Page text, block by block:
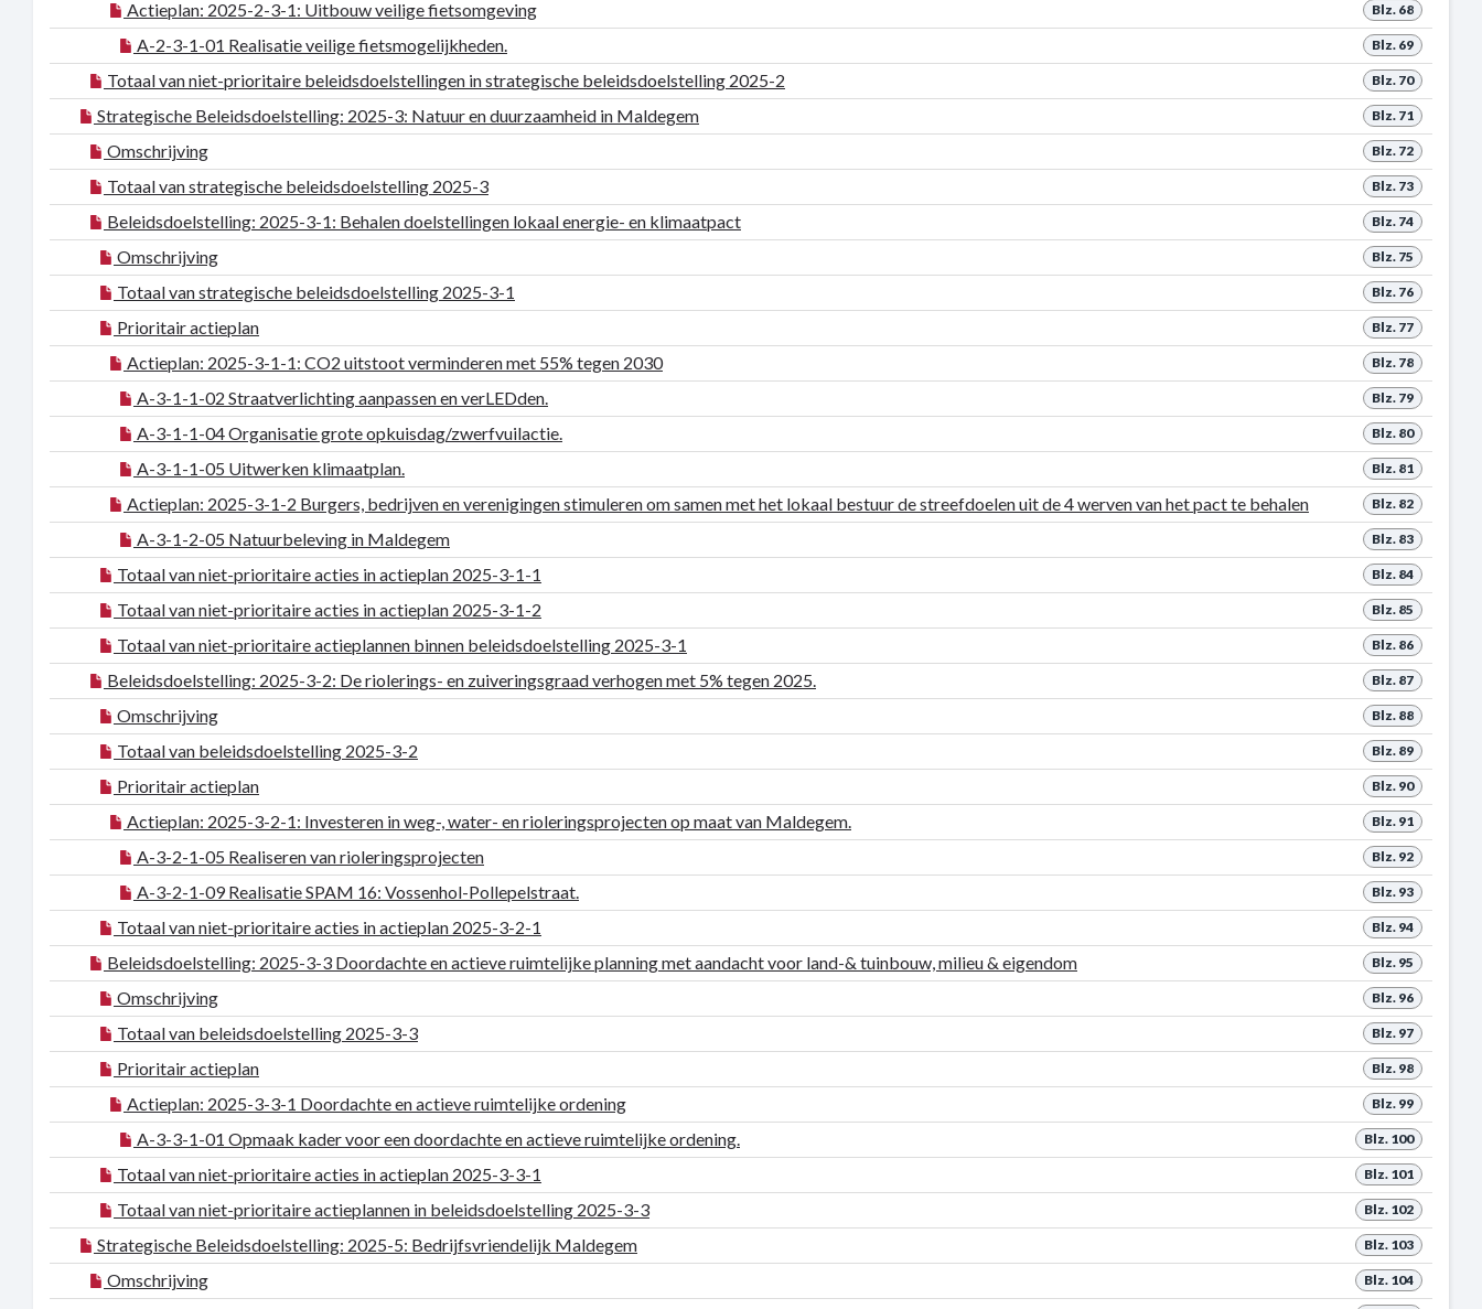
Blz. 68
Actieplan: 2025-2-3-1: Uitbouw veilige fietsomgeving
Blz. 69
A-2-3-1-01 Realisatie veilige fietsmogelijkheden.
Blz. 70
Totaal van niet-prioritaire beleidsdoelstellingen in strategische beleidsdoelstelling 2025-2
Blz. 71
Strategische Beleidsdoelstelling: 2025-3: Natuur en duurzaamheid in Maldegem
Blz. 72
Omschrijving
Blz. 73
Totaal van strategische beleidsdoelstelling 2025-3
Blz. 74
Beleidsdoelstelling: 2025-3-1: Behalen doelstellingen lokaal energie- en klimaatpact
Blz. 75
Omschrijving
Blz. 76
Totaal van strategische beleidsdoelstelling 2025-3-1
Blz. 77
Prioritair actieplan
Blz. 78
Actieplan: 2025-3-1-1: CO2 uitstoot verminderen met 55% tegen 2030
Blz. 79
A-3-1-1-02 Straatverlichting aanpassen en verLEDden.
Blz. 80
A-3-1-1-04 Organisatie grote opkuisdag/zwerfvuilactie.
Blz. 81
A-3-1-1-05 Uitwerken klimaatplan.
Blz. 82
Actieplan: 2025-3-1-2 Burgers, bedrijven en verenigingen stimuleren om samen met het lokaal bestuur de streefdoelen uit de 4 werven van het pact te behalen
Blz. 83
A-3-1-2-05 Natuurbeleving in Maldegem
Blz. 84
Totaal van niet-prioritaire acties in actieplan 2025-3-1-1
Blz. 85
Totaal van niet-prioritaire acties in actieplan 2025-3-1-2
Blz. 86
Totaal van niet-prioritaire actieplannen binnen beleidsdoelstelling 2025-3-1
Blz. 87
Beleidsdoelstelling: 2025-3-2: De riolerings- en zuiveringsgraad verhogen met 5% tegen 2025.
Blz. 88
Omschrijving
Blz. 89
Totaal van beleidsdoelstelling 2025-3-2
Blz. 90
Prioritair actieplan
Blz. 91
Actieplan: 2025-3-2-1: Investeren in weg-, water- en rioleringsprojecten op maat van Maldegem.
Blz. 92
A-3-2-1-05 Realiseren van rioleringsprojecten
Blz. 93
A-3-2-1-09 Realisatie SPAM 16: Vossenhol-Pollepelstraat.
Blz. 94
Totaal van niet-prioritaire acties in actieplan 2025-3-2-1
Blz. 95
Beleidsdoelstelling: 2025-3-3 Doordachte en actieve ruimtelijke planning met aandacht voor land-& tuinbouw, milieu & eigendom
Blz. 96
Omschrijving
Blz. 97
Totaal van beleidsdoelstelling 2025-3-3
Blz. 98
Prioritair actieplan
Blz. 99
Actieplan: 2025-3-3-1 Doordachte en actieve ruimtelijke ordening
Blz. 100
A-3-3-1-01 Opmaak kader voor een doordachte en actieve ruimtelijke ordening.
Blz. 101
Totaal van niet-prioritaire acties in actieplan 2025-3-3-1
Blz. 102
Totaal van niet-prioritaire actieplannen in beleidsdoelstelling 2025-3-3
Blz. 103
Strategische Beleidsdoelstelling: 2025-5: Bedrijfsvriendelijk Maldegem
Blz. 104
Omschrijving